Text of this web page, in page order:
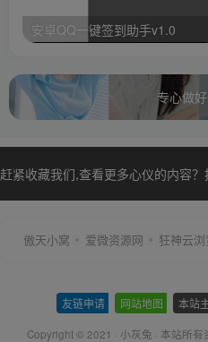
安卓QQ一键签到助手v1.0
专心做
赶紧收藏我们,查看更多心仪的内容？
傲天小窝 爱微资源网 狂神云浏
友链申请 网站地图 本站
Copyright © 2021 · 小灰兔 · 本站所有